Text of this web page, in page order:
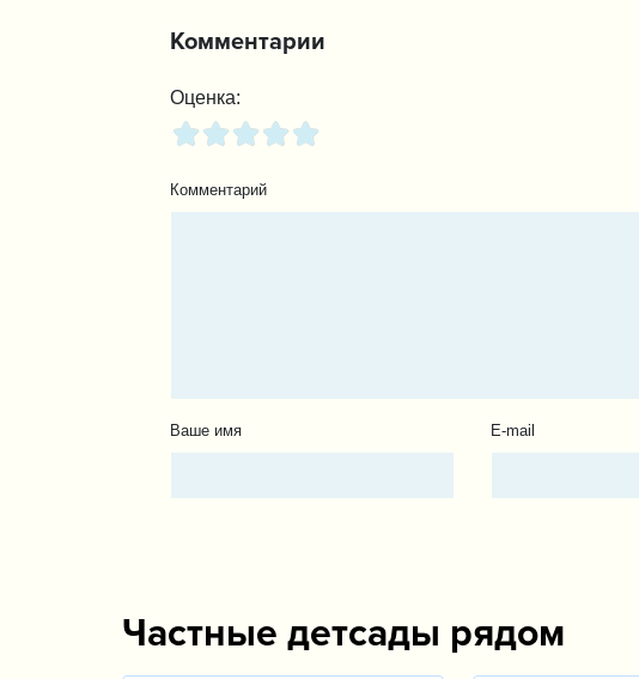
Комментарии
Оценка:
Комментарий
Ваше имя E-mail
Частные детсады рядом